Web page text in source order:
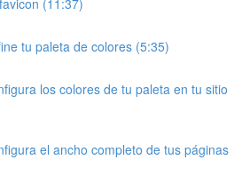
tu paleta de colores (5:35)
los colores de tu paleta en tu sitio
el ancho completo de tus páginas